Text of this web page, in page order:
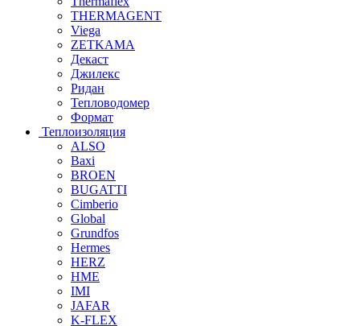
THERMAGENT
Viega
ZETKAMA
Декаст
Джилекс
Ридан
Тепловодомер
Формат
Теплоизоляция
ALSO
Baxi
BROEN
BUGATTI
Cimberio
Global
Grundfos
Hermes
HERZ
HME
IMI
JAFAR
K-FLEX